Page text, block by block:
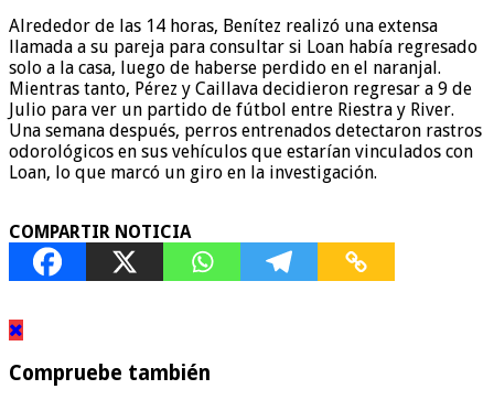
Alrededor de las 14 horas, Benítez realizó una extensa
llamada a su pareja para consultar si Loan había regresado
solo a la casa, luego de haberse perdido en el naranjal.
Mientras tanto, Pérez y Caillava decidieron regresar a 9 de
Julio para ver un partido de fútbol entre Riestra y River.
Una semana después, perros entrenados detectaron rastros
odorológicos en sus vehículos que estarían vinculados con
Loan, lo que marcó un giro en la investigación.
COMPARTIR NOTICIA
Compruebe también